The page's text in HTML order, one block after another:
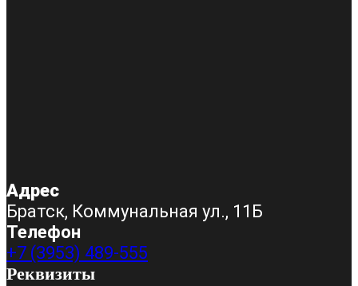
Адрес
Братск, Коммунальная ул., 11Б
Телефон
+7 (3953) 489-555
Реквизиты